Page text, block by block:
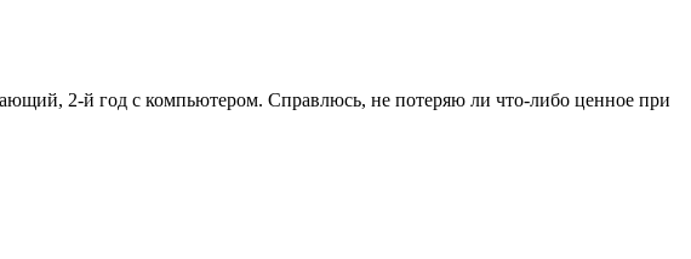
2-й год с компьютером. Справлюсь, не потеряю ли что-либо ценное при